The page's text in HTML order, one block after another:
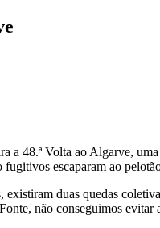
48.ª Volta ao Algarve,
escaparam ao
duas quedas
não conseguimos